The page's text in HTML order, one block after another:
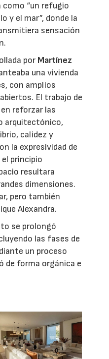
como “un refugio
y el mar”, donde la
sensación
por Martínez
una vivienda
con amplios
El trabajo de
reforzar las
arquitectónico,
calidez y
la expresividad de
principio
resultara
dimensiones.
pero también
Alexandra.
se prolongó
las fases de
un proceso
de forma orgánica e